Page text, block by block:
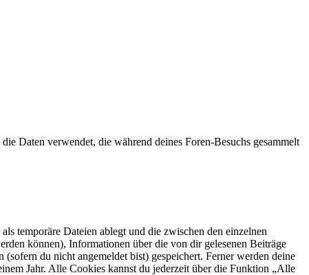
Daten verwendet, die während deines Foren-Besuchs gesammelt
temporäre Dateien ablegt und die zwischen den einzelnen
können), Informationen über die von dir gelesenen Beiträge
du nicht angemeldet bist) gespeichert. Ferner werden deine
Jahr. Alle Cookies kannst du jederzeit über die Funktion „Alle